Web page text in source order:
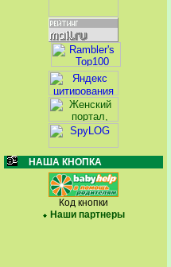
НАША КНОПКА
Код кнопки
Наши партнеры